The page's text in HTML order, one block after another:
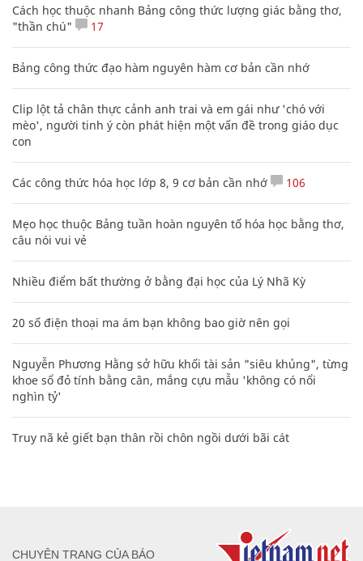
Cách học thuộc nhanh Bảng công thức lượng giác bằng thơ,
"thần chú"
17
Bảng công thức đạo hàm nguyên hàm cơ bản cần nhớ
Clip lột tả chân thực cảnh anh trai và em gái như 'chó với
mèo', người tinh ý còn phát hiện một vấn đề trong giáo dục
con
Các công thức hóa học lớp 8, 9 cơ bản cần nhớ 106
Mẹo học thuộc Bảng tuần hoàn nguyên tố hóa học bằng thơ,
câu nói vui vẻ
Nhiều điểm bất thường ở bằng đại học của Lý Nhã Kỳ
20 số điện thoại ma ám bạn không bao giờ nên gọi
Nguyễn Phương Hằng sở hữu khối tài sản "siêu khủng", từng
khoe sổ đỏ tính bằng cân, mắng cựu mẫu 'không có nổi
nghìn tỷ'
Truy nã kẻ giết bạn thân rồi chôn ngồi dưới bãi cát
CHUYÊN TRANG CỦA BÁO